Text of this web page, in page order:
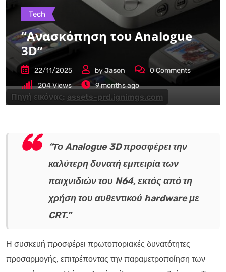
Πηγή εικόνας: assets-prd.ignimgs.com
Tech
“Ανασκόπηση του Analogue
3D”
22/11/2025 byJason 0Comments
204Views 9 months ago
“Το Analogue 3D προσφέρει την
καλύτερη δυνατή εμπειρία των
παιχνιδιών του N64, εκτός από τη
χρήση του αυθεντικού hardware με
CRT.”
Η συσκευή προσφέρει πρωτοποριακές δυνατότητες
προσαρμογής, επιτρέποντας την παραμετροποίηση των